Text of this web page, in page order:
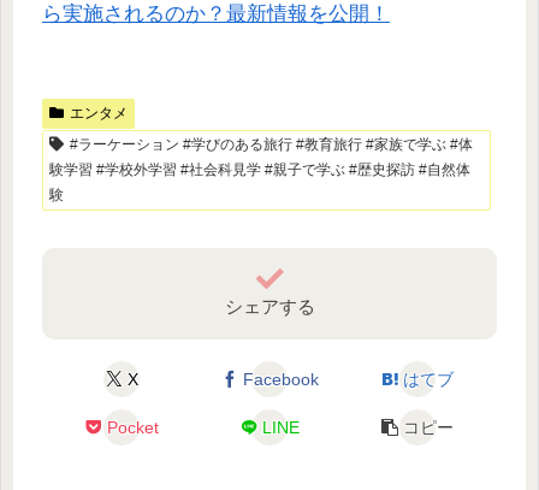
ら実施されるのか？最新情報を公開！
エンタメ
#ラーケーション #学びのある旅行 #教育旅行 #家族で学ぶ #体
験学習 #学校外学習 #社会科見学 #親子で学ぶ #歴史探訪 #自然体
験
シェアする
X Facebook はてブ
Pocket LINE コピー